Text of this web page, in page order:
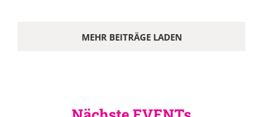
MEHR BEITRÄGE LADEN